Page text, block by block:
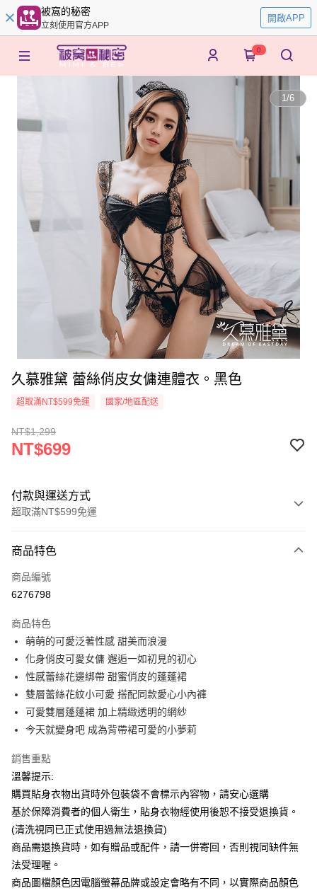
被窩的秘密
立刻使用官方APP
開啟APP
0
1/6
久慕雅黛 蕾絲俏皮女傭連體衣。黑色
超取滿NT$599免運 國家/地區配送
NT$1,299
NT$699
付款與運送方式
超取滿NT$599免運
信用卡一次付款
超商取貨付款
Apple Pay
街口支付
悠遊付
ATM付款
全家付款取貨
每筆NT$65，滿NT$599(含以上)免運費
7-11付款取貨
每筆NT$65，滿NT$599(含以上)免運費
宅配
每筆NT$80，滿NT$599(含以上)免運費
商品特色
商品編號
6276798
商品特色
萌萌的可愛泛著性感 甜美而浪漫
化身俏皮可愛女傭 邂逅一如初見的初心
性感蕾絲花邊綁帶 甜蜜俏皮的蓬蓬裙
雙層蕾絲花紋小可愛 搭配同款愛心小內褲
可愛雙層蓬蓬裙 加上精緻透明的網紗
今天就變身吧 成為背帶裙可愛的小夢莉
銷售重點
溫馨提示:
購買貼身衣物出貨時外包裝袋不會標示內容物，請安心選購
基於保障消費者的個人衛生，貼身衣物經使用後恕不接受退換貨。
(清洗視同已正式使用過無法退換貨)
商品需退換貨時，如有贈品或配件，請一併寄回，否則視同缺件無
法受理喔。
商品圖檔顏色因電腦螢幕品牌或設定會略有不同，以實際商品顏色